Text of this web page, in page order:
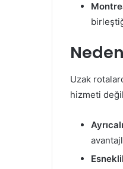
Uzak
hizmeti